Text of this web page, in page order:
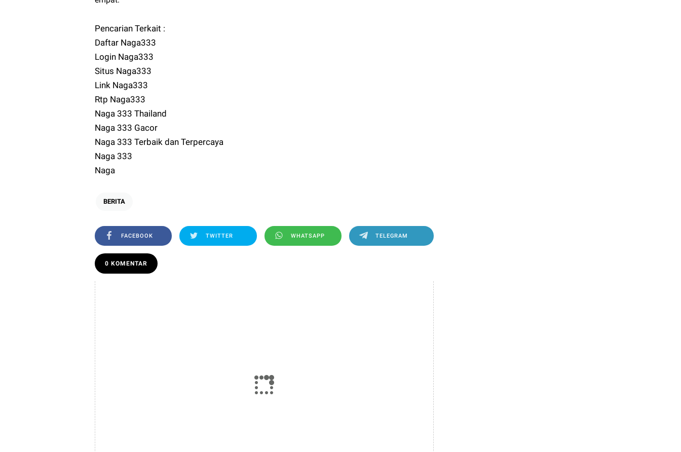
Pencarian Terkait :
Daftar Naga333
Login Naga333
Situs Naga333
Link Naga333
Rtp Naga333
Naga 333 Thailand
Naga 333 Gacor
Naga 333 Terbaik dan Terpercaya
Naga 333
Naga
BERITA
FACEBOOK TWITTER WHATSAPP TELEGRAM
0 KOMENTAR